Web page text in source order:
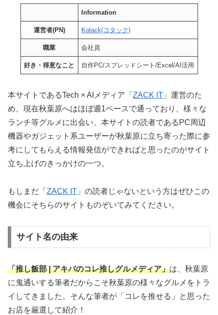
Information
運営者(PN) Kotack(コタック)
職業 会社員
好き・得意なこと 自作PC/スプレッドシート/Excel/AI活用
本サイトであるTech × AIメディア「 ZACK IT 」運営のた
め、現在秋葉原へはほぼ週1ペースで通っており、様々な
ランチ等グルメに出会い、本サイトの読者であるPC周辺
機器やガジェット系ユーザーが秋葉原に立ち寄った際に参
考にしてもらえる情報発信ができればと思ったのがサイト
立ち上げのきっかけの一つ。
もしまだ「 ZACK IT 」の読者じゃないという方はぜひこの
機会にそちらのサイトものぞいてみてください。
サイト名の由来
「推し飯部 | アキバのコレ推しグルメディア」は、秋葉原
に鬼通いする筆者だからこそ秋葉原の様々なグルメをトラ
イしてきました。そんな筆者が「コレを推せる」と思った
お店を厳選して紹介！